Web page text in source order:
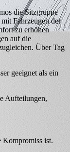
die Sitzgruppe
Fahrzeugen der
zu erhöhen
auf die
Über Tag
geeignet als ein
Aufteilungen,
Kompromiss ist.